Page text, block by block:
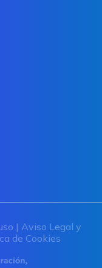
| Aviso Legal y
de Cookies